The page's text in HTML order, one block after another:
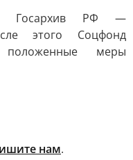
Госархив РФ —
этого Соцфонд
меры
нам.